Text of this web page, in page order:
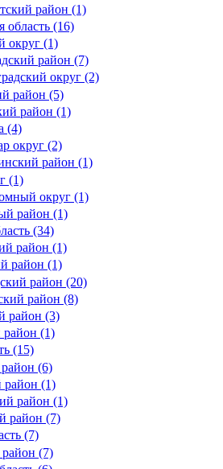
район (1)
область (16)
округ (1)
район (7)
округ (2)
район (5)
район (1)
(4)
округ (2)
район (1)
(1)
округ (1)
район (1)
(34)
район (1)
район (1)
район (20)
район (8)
район (3)
(1)
(15)
(6)
район (1)
район (1)
район (7)
(7)
(7)